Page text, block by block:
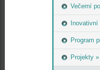
Večerní
Program
Projekty »